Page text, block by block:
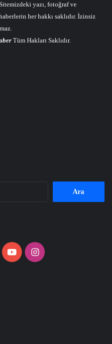
yazı, fotoğraf ve
her hakkı saklıdır. İzinsiz
Tüm Hakları Saklıdır.
YouTubeInstagram